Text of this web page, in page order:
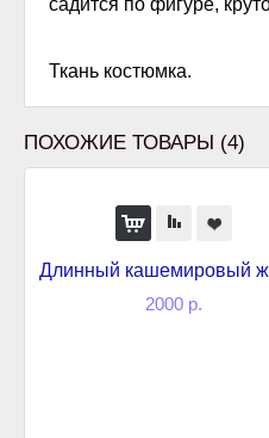
садится по фигуре,
Ткань костюмка.
ПОХОЖИЕ ТОВАРЫ (4)
Длинный кашемировый
2000 р.